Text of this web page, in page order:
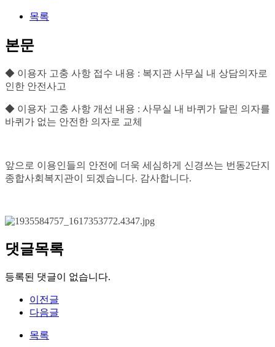
목록
본문
◆ 이용자 고충 사항 접수 내용 : 복지관 사무실 내 상담의자로
인한 안전사고
◆ 이용자 고충 사항 개선 내용 : 사무실 내 바퀴가 달린 의자를
바퀴가 없는 안전한 의자로 교체
앞으로 이용인들의 안전에 더욱 세심하게 신경쓰는 번동2단지
종합사회복지관이 되겠습니다. 감사합니다.
댓글목록
등록된 댓글이 없습니다.
이전글
다음글
목록